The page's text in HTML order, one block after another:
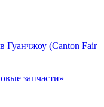
Гуанчжоу (Canton Fair
запчасти»